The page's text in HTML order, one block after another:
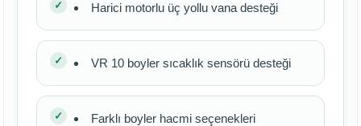
Harici motorlu üç yollu vana desteği
VR 10 boyler sıcaklık sensörü desteği
Farklı boyler hacmi seçenekleri